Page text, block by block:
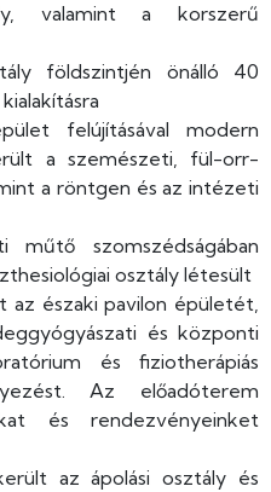
valamint a korszerű
földszintjén önálló 40
felújításával modern
a szemészeti, fül-orr-
a röntgen és az intézeti
műtő szomszédságában
osztály létesült
az északi pavilon épületét,
és központi
és fiziotherápiás
Az előadóterem
és rendezvényeinket
az ápolási osztály és